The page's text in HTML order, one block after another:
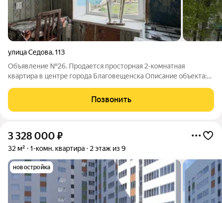
улица Седова,113
Объявление №26. Продается просторная 2-комнатная
квартира в центре города Благовещенска Описание объекта:
дом, 1979 года постройки) Планировка:Распашонка окна
выходят на обе стороны, что
Позвонить
3 328 000 ₽
32 м² 1-комн. квартира 2 этаж из 9
новостройка